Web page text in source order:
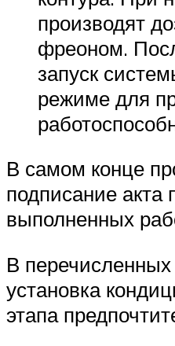
производят
фреоном.
запуск
режиме для
В самом конце
подписание акта
выполненных
В
установка
этапа